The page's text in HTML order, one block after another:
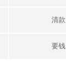
清款
要钱